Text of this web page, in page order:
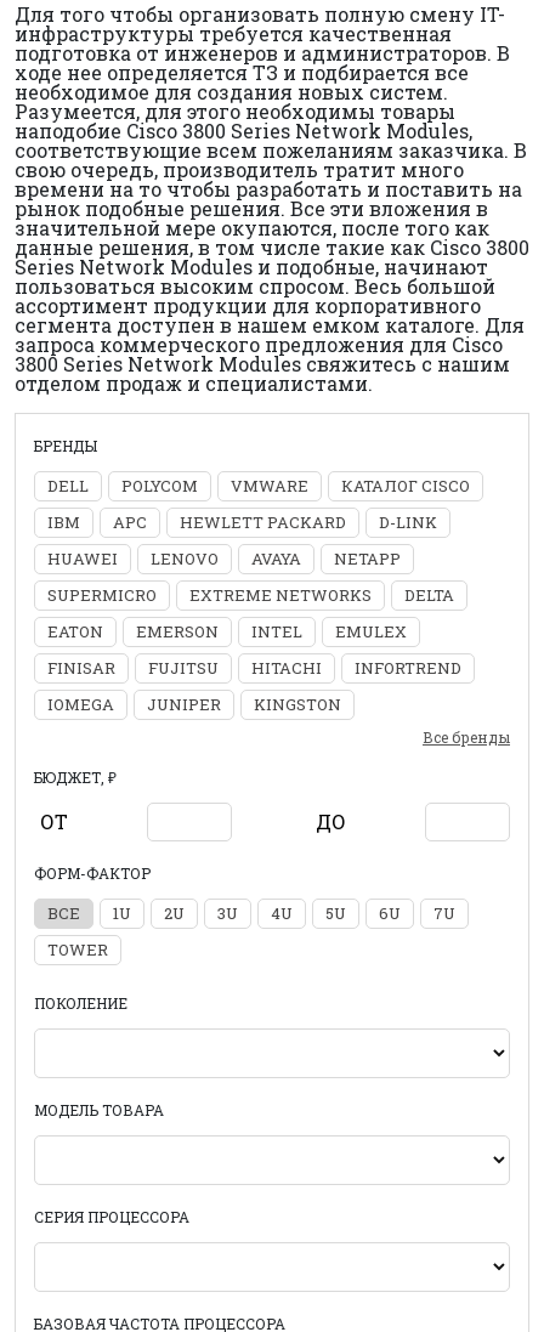
Для того чтобы организовать полную смену IT-
инфраструктуры требуется качественная
подготовка от инженеров и администраторов. В
ходе нее определяется ТЗ и подбирается все
необходимое для создания новых систем.
Разумеется, для этого необходимы товары
наподобие Cisco 3800 Series Network Modules,
соответствующие всем пожеланиям заказчика. В
свою очередь, производитель тратит много
времени на то чтобы разработать и поставить на
рынок подобные решения. Все эти вложения в
значительной мере окупаются, после того как
данные решения, в том числе такие как Cisco 3800
Series Network Modules и подобные, начинают
пользоваться высоким спросом. Весь большой
ассортимент продукции для корпоративного
сегмента доступен в нашем емком каталоге. Для
запроса коммерческого предложения для Cisco
3800 Series Network Modules свяжитесь с нашим
отделом продаж и специалистами.
БРЕНДЫ
DELL POLYCOM VMWARE
КАТАЛОГ CISCO
IBM
APC HEWLETT PACKARD
D-LINK
HUAWEI
LENOVO AVAYA
NETAPP
SUPERMICRO
EXTREME NETWORKS
DELTA
EATON
EMERSON INTEL
EMULEX
FINISAR
FUJITSU HITACHI
INFORTREND
IOMEGA
JUNIPER KINGSTON
Все бренды
БЮДЖЕТ, ₽
ОТ ДО
ФОРМ-ФАКТОР
ВСЕ 1U 2U 3U 4U 5U 6U
7U
TOWER
ПОКОЛЕНИЕ
МОДЕЛЬ ТОВАРА
СЕРИЯ ПРОЦЕССОРА
БАЗОВАЯ ЧАСТОТА ПРОЦЕССОРА